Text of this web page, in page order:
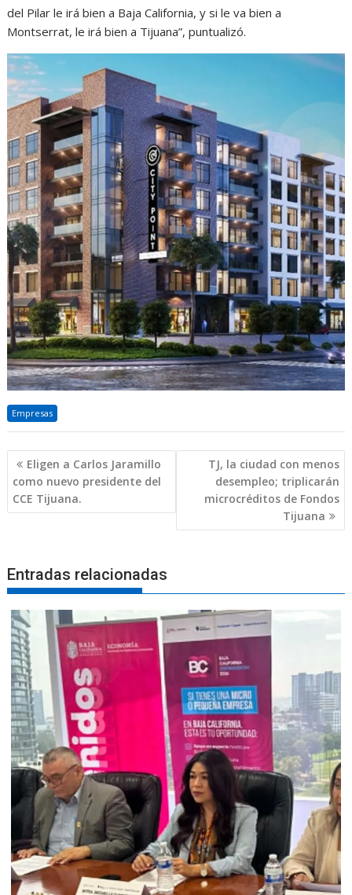
del Pilar le irá bien a Baja California, y si le va bien a
Montserrat, le irá bien a Tijuana”, puntualizó.
Empresas
Navegación
de
entradas
Eligen a Carlos Jaramillo
como nuevo presidente del
CCE Tijuana.
TJ, la ciudad con menos
desempleo; triplicarán
microcréditos de Fondos
Tijuana
Entradas relacionadas